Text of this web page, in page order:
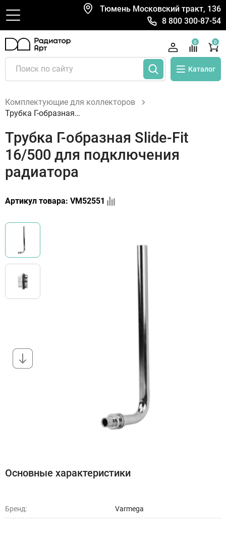
Тюмень Московский тракт, 136
8 800 300-87-54
Каталог
0 0
Комплектующие для коллекторов
Трубка Г-образная Slide-Fit 16/500 для подключения радиатора
Трубка Г-образная Slide-Fit
16/500 для подключения
радиатора
Артикул товара: VM52551
Основные характеристики
Бренд: Varmega